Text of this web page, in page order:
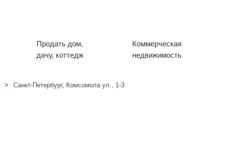
Продать дом,
дачу, коттедж
Коммерческая
недвижимость
Санкт-Петербург, Комсомола ул., 1-3